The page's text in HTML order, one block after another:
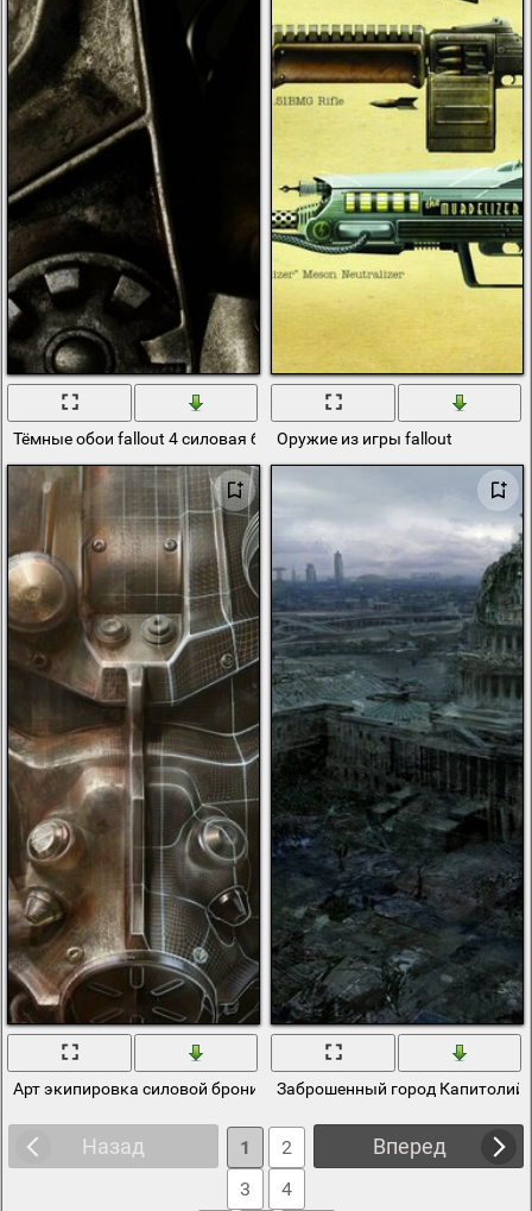
Тёмные обои fallout 4 силовая броняОружие из игры fallout
Арт экипировка силовой брони для fallout 4Заброшенный город
Назад Вперед
1
2
3
4